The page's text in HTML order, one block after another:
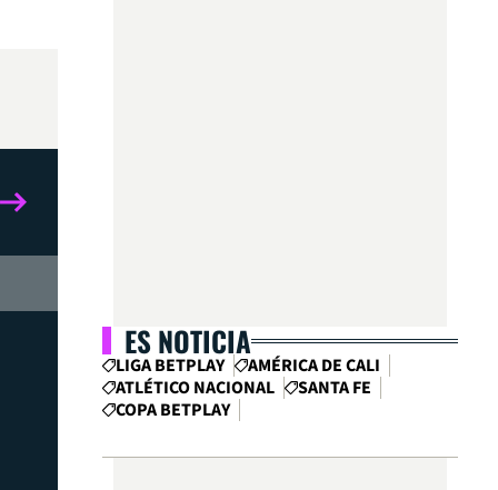
ES NOTICIA
LIGA BETPLAY
AMÉRICA DE CALI
ATLÉTICO NACIONAL
SANTA FE
COPA BETPLAY